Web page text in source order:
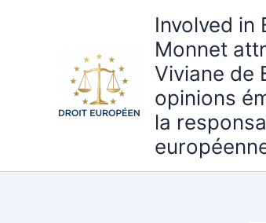
Involved in
Monnet
Viviane de
opinions
la